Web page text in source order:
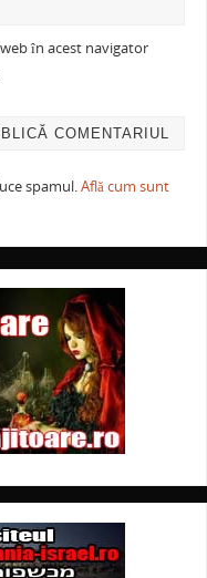
în acest navigator
spamul.Află cum sunt